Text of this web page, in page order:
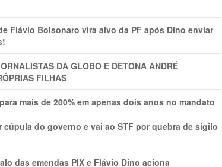
Flávio Bolsonaro vira alvo da PF após Dino enviar
DA GLOBO E DETONA ANDRÉ
FILHAS
mais de 200% em apenas dois anos no mandato
do governo e vai ao STF por quebra de sigilo
das emendas PIX e Flávio Dino aciona